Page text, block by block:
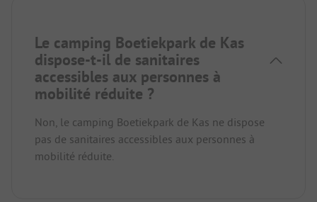
Le camping Boetiekpark de Kas
dispose-t-il de sanitaires
accessibles aux personnes à
mobilité réduite ?
Non, le camping Boetiekpark de Kas ne dispose
pas de sanitaires accessibles aux personnes à
mobilité réduite.